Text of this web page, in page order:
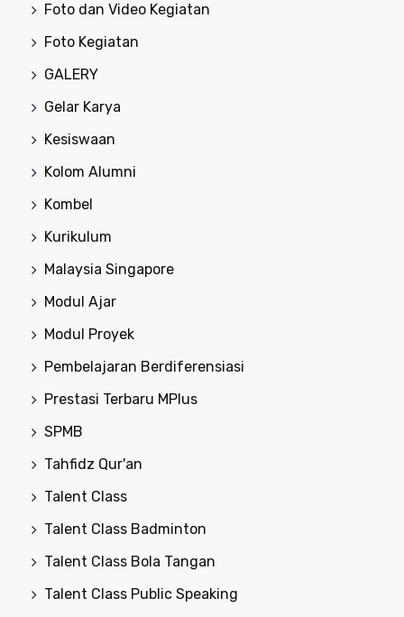
Foto dan Video Kegiatan
Foto Kegiatan
GALERY
Gelar Karya
Kesiswaan
Kolom Alumni
Kombel
Kurikulum
Malaysia Singapore
Modul Ajar
Modul Proyek
Pembelajaran Berdiferensiasi
Prestasi Terbaru MPlus
SPMB
Tahfidz Qur'an
Talent Class
Talent Class Badminton
Talent Class Bola Tangan
Talent Class Public Speaking